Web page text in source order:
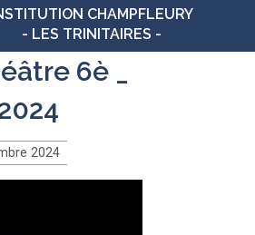
CHAMPFLEURY
- LES TRINITAIRES -
6è _
2024